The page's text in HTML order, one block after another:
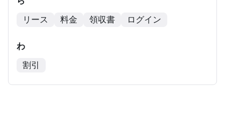
リース
料金 領収書 ログイン
わ
割引